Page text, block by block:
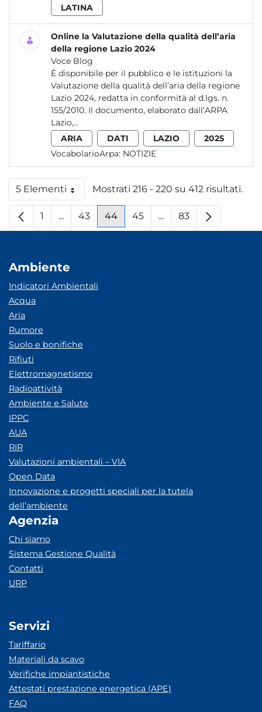
LATINA
Online la Valutazione della qualità dell’aria
della regione Lazio 2024
Voce Blog
È disponibile per il pubblico e le istituzioni la
Valutazione della qualità dell’aria della regione
Lazio 2024, redatta in conformità al d.lgs. n.
155/2010. Il documento, elaborato dall’ARPA
Lazio,...
ARIA
DATI LAZIO
2025
VocabolarioArpa: NOTIZIE
5 ElementiPer paginaMostrati 216 - 220 su 412 risultati.
Pagina
1 ...Pagine intermedie
Pagina
43 Pagina
44 Pagina
45 ...Pagine intermedie
Pagina
83
Ambiente
Indicatori Ambientali
Acqua
Aria
Rumore
Suolo e bonifiche
Rifiuti
Elettromagnetismo
Radioattività
Ambiente e Salute
IPPC
AUA
RIR
Valutazioni ambientali – VIA
Open Data
Innovazione e progetti speciali per la tutela
dell’ambiente
Agenzia
Chi siamo
Sistema Gestione Qualità
Contatti
URP
Servizi
Tariffario
Materiali da scavo
Verifiche impiantistiche
Attestati prestazione energetica (APE)
FAQ